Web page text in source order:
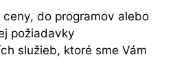
do programov alebo
požiadavky
služieb, ktoré sme Vám